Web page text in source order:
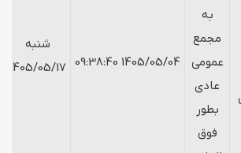
به
مجمع
عمومی
عادی
بطور
فوق
1405/05/04 09:38:40
شنبه
1405/05/17